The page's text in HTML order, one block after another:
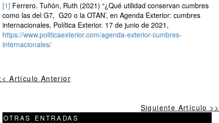
[1] Ferrero. Tuñón, Ruth (2021) “¿Qué utilidad conservan cumbres
como las del G7, G20 o la OTAN’, en Agenda Exterior: cumbres
internacionales, Política Exterior. 17 de junio de 2021,
https://www.politicaexterior.com/agenda-exterior-cumbres-
internacionales/
Artículo Anterior
Siguiente Artículo >>
OTRAS ENTRADAS